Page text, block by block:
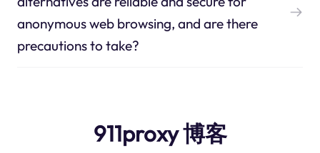
anonymous web browsing, and are there
precautions to take?
911proxy 博客